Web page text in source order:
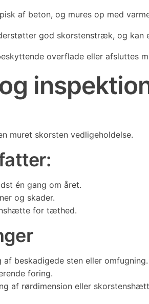
af beton, og mures op med
god skorstenstræk, og
overflade eller afsluttes
muret skorsten vedligeholdelse.
én gang om året.
og skader.
for tæthed.
beskadigede sten eller omfugning.
foring.
af rørdimension eller